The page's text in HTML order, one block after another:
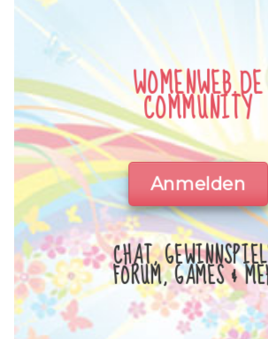
WOMENWEB.DE
COMMUNITY
Anmelden
CHAT,
FORUM, GAMES &